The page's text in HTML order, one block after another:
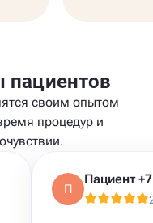
своим опытом
процедур и
П